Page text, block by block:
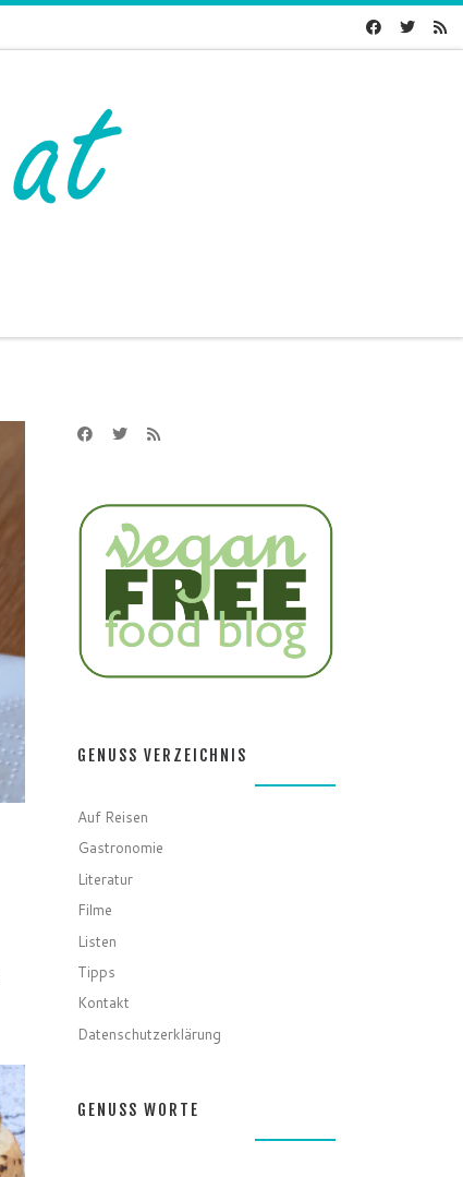
GENUSS VERZEICHNIS
Auf Reisen
Gastronomie
Literatur
Filme
Listen
Tipps
Kontakt
Datenschutzerklärung
GENUSS WORTE